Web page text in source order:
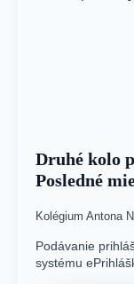
Druhé kolo
Posledné
Kolégium Antona
Podávanie
systému